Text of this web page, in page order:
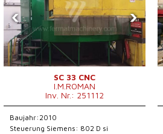
‹ ›
SC 33 CNC
I.M.ROMAN
Inv. Nr.: 251112
Baujahr:2010
Steuerung Siemens: 802 D si